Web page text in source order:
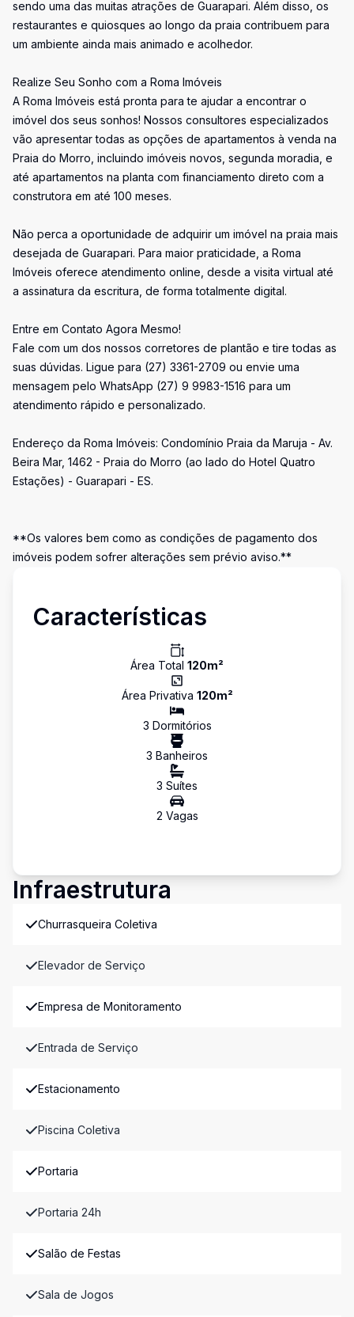
sendo uma das muitas atrações de Guarapari. Além disso, os
restaurantes e quiosques ao longo da praia contribuem para
um ambiente ainda mais animado e acolhedor.
Realize Seu Sonho com a Roma Imóveis
A Roma Imóveis está pronta para te ajudar a encontrar o
imóvel dos seus sonhos! Nossos consultores especializados
vão apresentar todas as opções de apartamentos à venda na
Praia do Morro, incluindo imóveis novos, segunda moradia, e
até apartamentos na planta com financiamento direto com a
construtora em até 100 meses.
Não perca a oportunidade de adquirir um imóvel na praia mais
desejada de Guarapari. Para maior praticidade, a Roma
Imóveis oferece atendimento online, desde a visita virtual até
a assinatura da escritura, de forma totalmente digital.
Entre em Contato Agora Mesmo!
Fale com um dos nossos corretores de plantão e tire todas as
suas dúvidas. Ligue para (27) 3361-2709 ou envie uma
mensagem pelo WhatsApp (27) 9 9983-1516 para um
atendimento rápido e personalizado.
Endereço da Roma Imóveis: Condomínio Praia da Maruja - Av.
Beira Mar, 1462 - Praia do Morro (ao lado do Hotel Quatro
Estações) - Guarapari - ES.
**Os valores bem como as condições de pagamento dos
imóveis podem sofrer alterações sem prévio aviso.**
Características
Área Total 120m²
Área Privativa 120m²
3 Dormitórios
3 Banheiros
3 Suítes
2 Vagas
Infraestrutura
Churrasqueira Coletiva
Elevador de Serviço
Empresa de Monitoramento
Entrada de Serviço
Estacionamento
Piscina Coletiva
Portaria
Portaria 24h
Salão de Festas
Sala de Jogos